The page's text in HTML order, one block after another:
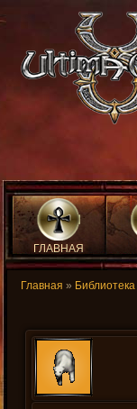
ГЛАВНАЯ
Главная » Библиотека